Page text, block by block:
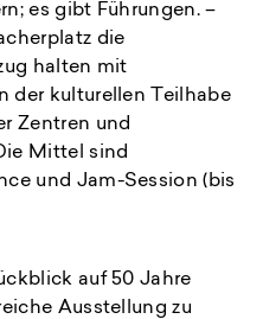
es gibt Führungen. –
die
halten mit
der kulturellen Teilhabe
Zentren und
Mittel sind
und Jam-Session (bis
auf 50 Jahre
Ausstellung zu